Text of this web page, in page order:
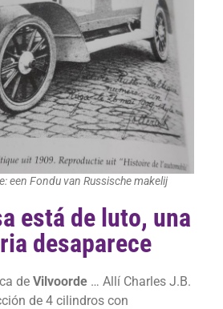
een Fondu van Russische makelij
está de luto, una
desaparece
de Vilvoorde … Allí Charles J.B.
de 4 cilindros con